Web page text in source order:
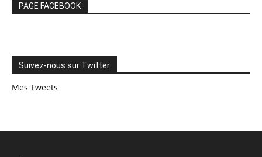
PAGE FACEBOOK
Suivez-nous sur Twitter
Mes Tweets